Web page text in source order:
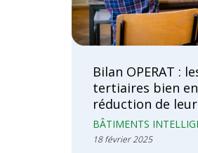
Bilan OPERAT :
tertiaires bien
réduction de
BÂTIMENTS
18 février 2025